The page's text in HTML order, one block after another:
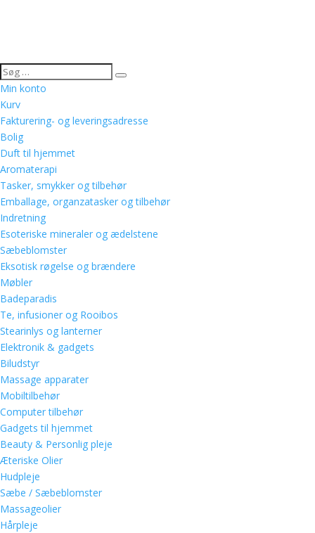
Min konto
Kurv
Fakturering- og leveringsadresse
Bolig
Duft til hjemmet
Aromaterapi
Tasker, smykker og tilbehør
Emballage, organzatasker og tilbehør
Indretning
Esoteriske mineraler og ædelstene
Sæbeblomster
Eksotisk røgelse og brændere
Møbler
Badeparadis
Te, infusioner og Rooibos
Stearinlys og lanterner
Elektronik & gadgets
Biludstyr
Massage apparater
Mobiltilbehør
Computer tilbehør
Gadgets til hjemmet
Beauty & Personlig pleje
Æteriske Olier
Hudpleje
Sæbe / Sæbeblomster
Massageolier
Hårpleje